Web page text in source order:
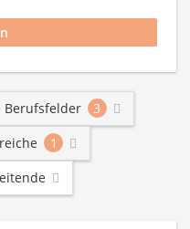
Berufsfelder
3
1